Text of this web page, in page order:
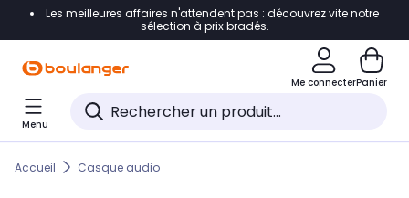
Accéder directement à la navigation
Accéder directement au pied de page
Accéder directement au chatbot
Les meilleures affaires n'attendent pas : découvrez vite notre
sélection à prix bradés.
Me connecterPanier
Menu
Accueil Casque audio